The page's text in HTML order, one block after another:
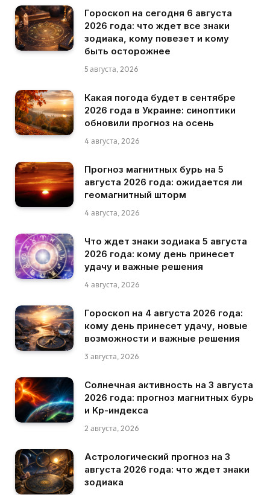
Гороскоп на сегодня 6 августа
2026 года: что ждет все знаки
зодиака, кому повезет и кому
быть осторожнее
5 августа, 2026
Какая погода будет в сентябре
2026 года в Украине: синоптики
обновили прогноз на осень
4 августа, 2026
Прогноз магнитных бурь на 5
августа 2026 года: ожидается ли
геомагнитный шторм
4 августа, 2026
Что ждет знаки зодиака 5 августа
2026 года: кому день принесет
удачу и важные решения
4 августа, 2026
Гороскоп на 4 августа 2026 года:
кому день принесет удачу, новые
возможности и важные решения
3 августа, 2026
Солнечная активность на 3 августа
2026 года: прогноз магнитных бурь
и Kp-индекса
2 августа, 2026
Астрологический прогноз на 3
августа 2026 года: что ждет знаки
зодиака